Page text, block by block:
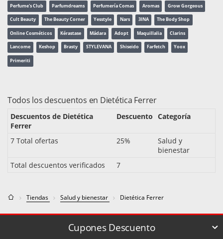
Perfume's Club Parfumdreams Perfumería Comas Aromas Grow Gorgeous
Cult Beauty The Beauty Corner Yesstyle Nars 3INA The Body Shop
Online Cosméticos Kérastase Mádara Adopt Maquillalia Clarins
Lancome Keshop Brasty STYLEVANA Shiseido Farfetch Yoox
Primeriti
Todos los descuentos en Dietética Ferrer
Descuentos de Dietética
Ferrer
Descuento Categoría
7 Total ofertas 25%
Salud y
bienestar
Total descuentos verificados
7
Tiendas Salud y bienestar Dietética Ferrer
Cupones Descuento